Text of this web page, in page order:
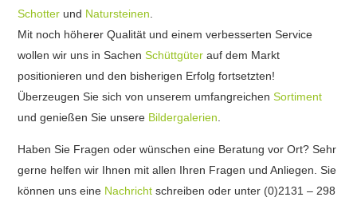
Schotter und Natursteinen
Mit noch höherer Qualität und einem verbesserten Service
wollen wir uns in SachenSchüttgüter auf dem Markt
positionieren und den bisherigen Erfolg fortsetzten!
Überzeugen Sie sich von unserem umfangreichenSortiment
und genießen Sie unsere Bildergalerien
Haben Sie Fragen oder wünschen eine Beratung vor Ort? Sehr
gerne helfen wir Ihnen mit allen Ihren Fragen und Anliegen. Sie
können uns eine Nachricht schreiben oder unter (0)2131 – 298